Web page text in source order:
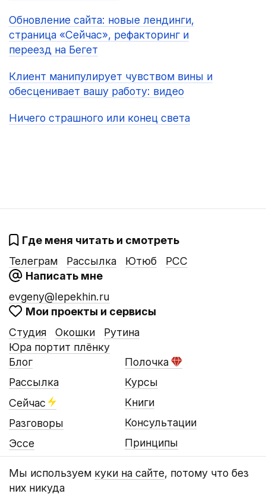
Мы используем куки на сайте, потому что без
них никуда
Обновление сайта: новые лендинги,
страница «Сейчас», рефакторинг и
переезд на Бегет
Клиент манипулирует чувством вины и
обесценивает вашу работу: видео
Ничего страшного или конец света
Где меня читать и смотреть
Телеграм
Рассылка Ютюб
РСС
Написать мне
evgeny@lepekhin.ru
Мои проекты и сервисы
Студия
Окошки
Юра портит плёнку
Рутина
Блог
Рассылка
Сейчас
Разговоры
Эссе
Полочка
Курсы
Книги
Консультации
Принципы